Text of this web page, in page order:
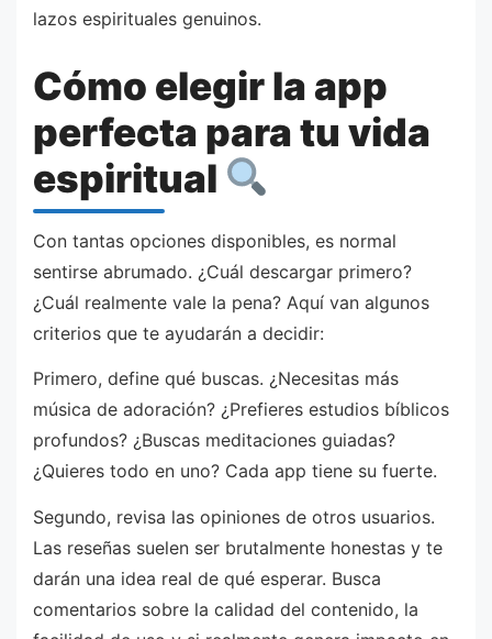
lazos espirituales genuinos.
Cómo elegir la app
perfecta para tu vida
espiritual
Con tantas opciones disponibles, es normal
sentirse abrumado. ¿Cuál descargar primero?
¿Cuál realmente vale la pena? Aquí van algunos
criterios que te ayudarán a decidir:
Primero, define qué buscas. ¿Necesitas más
música de adoración? ¿Prefieres estudios bíblicos
profundos? ¿Buscas meditaciones guiadas?
¿Quieres todo en uno? Cada app tiene su fuerte.
Segundo, revisa las opiniones de otros usuarios.
Las reseñas suelen ser brutalmente honestas y te
darán una idea real de qué esperar. Busca
comentarios sobre la calidad del contenido, la